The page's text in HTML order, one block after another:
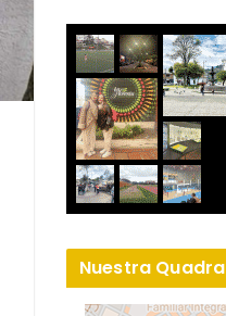
Nuestra Quadra